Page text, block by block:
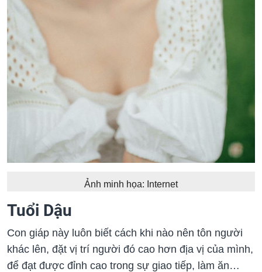
Ảnh minh họa: Internet
Tuổi Dậu
Con giáp này luôn biết cách khi nào nên tôn người
khác lên, đặt vị trí người đó cao hơn địa vị của mình,
để đạt được đỉnh cao trong sự giao tiếp, làm ăn…